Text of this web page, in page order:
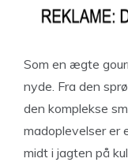
Som en ægte
nyde. Fra den
den komplekse
madoplevelser er
midt i jagten på